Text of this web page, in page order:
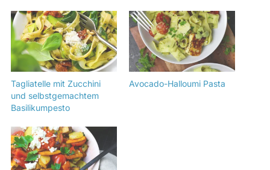
Tagliatelle mit Zucchini
und selbstgemachtem
Basilikumpesto
Avocado-Halloumi Pasta